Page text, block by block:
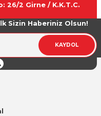
26/2 Girne / K.K.T.C.
Sizin Haberiniz Olsun!
KAYDOL